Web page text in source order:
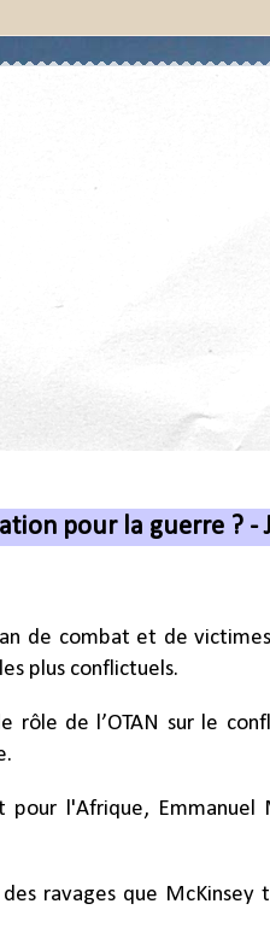
pour la guerre ? -
de combat et de
plus conflictuels.
de l’OTAN sur le
pour l'Afrique,
ravages que McKinsey